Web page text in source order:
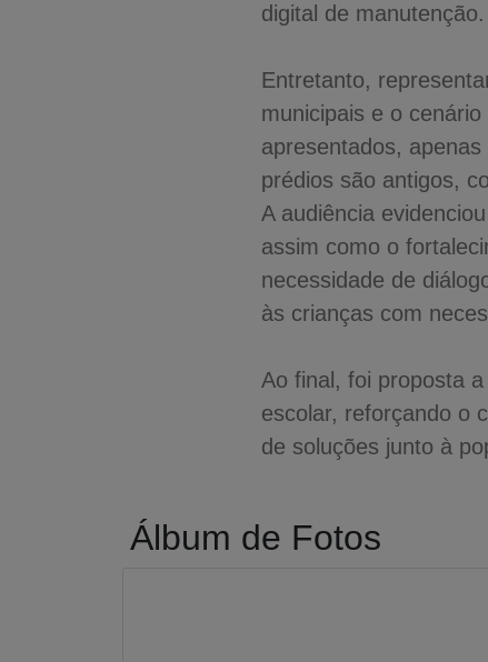
digital de manutenção.
Entretanto,
municipais e o
apresentados,
prédios são antigos,
A audiência
assim como o
necessidade de
às crianças com
Ao final, foi proposta
escolar, reforçando o
de soluções junto à
Álbum de Fotos